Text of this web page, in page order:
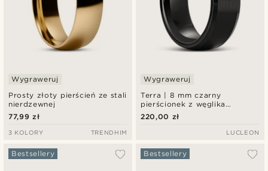
Prosty złoty pierścień ze stali
nierdzewnej
Wygraweruj
77,99 zł
3 KOLORY TRENDHIM
Terra | 8 mm czarny
pierścionek z węglika
wolframu ze ściętymi
krawędziami
Wygraweruj
220,00 zł
LUCLEON
Bestsellery Bestsellery